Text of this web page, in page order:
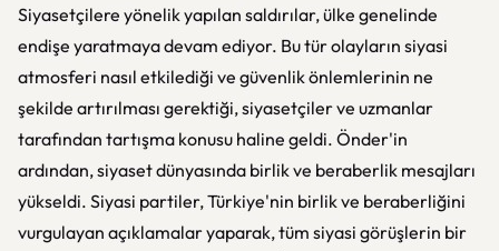
Siyasetçilere yönelik yapılan saldırılar, ülke genelinde
endişe yaratmaya devam ediyor. Bu tür olayların siyasi
atmosferi nasıl etkilediği ve güvenlik önlemlerinin ne
şekilde artırılması gerektiği, siyasetçiler ve uzmanlar
tarafından tartışma konusu haline geldi. Önder'in
ardından, siyaset dünyasında birlik ve beraberlik mesajları
yükseldi. Siyasi partiler, Türkiye'nin birlik ve beraberliğini
vurgulayan açıklamalar yaparak, tüm siyasi görüşlerin bir